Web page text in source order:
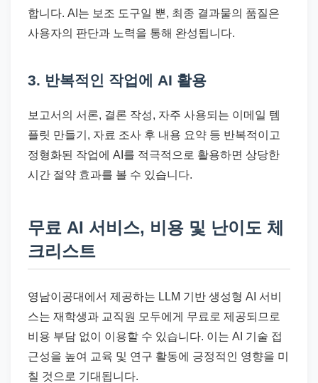
합니다. AI는 보조 도구일 뿐, 최종 결과물의 품질은
사용자의 판단과 노력을 통해 완성됩니다.
3. 반복적인 작업에 AI 활용
보고서의 서론, 결론 작성, 자주 사용되는 이메일 템
플릿 만들기, 자료 조사 후 내용 요약 등 반복적이고
정형화된 작업에 AI를 적극적으로 활용하면 상당한
시간 절약 효과를 볼 수 있습니다.
무료 AI 서비스, 비용 및 난이도 체
크리스트
영남이공대에서 제공하는 LLM 기반 생성형 AI 서비
스는 재학생과 교직원 모두에게 무료로 제공되므로
비용 부담 없이 이용할 수 있습니다. 이는 AI 기술 접
근성을 높여 교육 및 연구 활동에 긍정적인 영향을 미
칠 것으로 기대됩니다.